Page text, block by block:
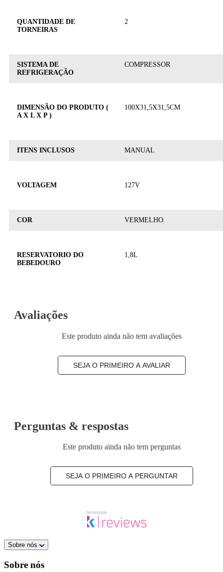
QUANTIDADE DE
TORNEIRAS
2
SISTEMA DE
REFRIGERAÇÃO
COMPRESSOR
DIMENSÃO DO PRODUTO (
A X L X P )
100X31,5X31,5CM
ITENS INCLUSOS MANUAL
VOLTAGEM 127V
COR VERMELHO
RESERVATORIO DO
BEBEDOURO
1,8L
Avaliações
Este produto ainda não tem avaliações
SEJA O PRIMEIRO A AVALIAR
Perguntas & respostas
Este produto ainda não tem perguntas
SEJA O PRIMEIRO A PERGUNTAR
Sobre nós
Sobre nós